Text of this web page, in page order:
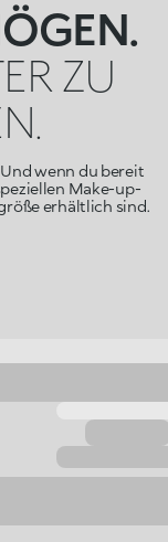
ZU
wenn du bereit
Make-up-
erhältlich sind.